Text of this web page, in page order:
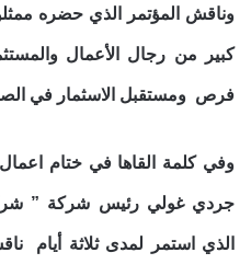
كبير من رجال الأعمال
فرص ومستقبل الاسثمار في
وفي كلمة القاها في ختام اعمال
جردي غولي رئيس شركة ”
الذي استمر لمدى ثلاثة أيام